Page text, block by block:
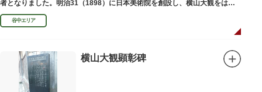
者となりました。明治31（1898）に日本美術院を創設し、横山大観をはじ
め優れた画家を世に送り出しました。
谷中エリア
横山大観顕彰碑